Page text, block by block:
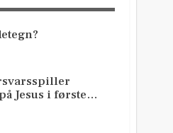
Jesus i første…